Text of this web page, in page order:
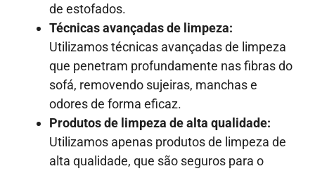
de estofados.
Técnicas avançadas de limpeza:
Utilizamos técnicas avançadas de limpeza
que penetram profundamente nas fibras do
sofá, removendo sujeiras, manchas e
odores de forma eficaz.
Produtos de limpeza de alta qualidade:
Utilizamos apenas produtos de limpeza de
alta qualidade, que são seguros para o